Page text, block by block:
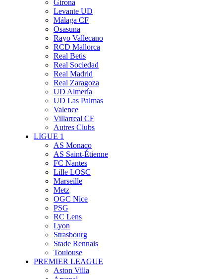
Girona
Levante UD
Málaga CF
Osasuna
Rayo Vallecano
RCD Mallorca
Real Betis
Real Sociedad
Real Madrid
Real Zaragoza
UD Almería
UD Las Palmas
Valence
Villarreal CF
Autres Clubs
LIGUE 1
AS Monaco
AS Saint-Étienne
FC Nantes
Lille LOSC
Marseille
Metz
OGC Nice
PSG
RC Lens
Lyon
Strasbourg
Stade Rennais
Toulouse
PREMIER LEAGUE
Aston Villa